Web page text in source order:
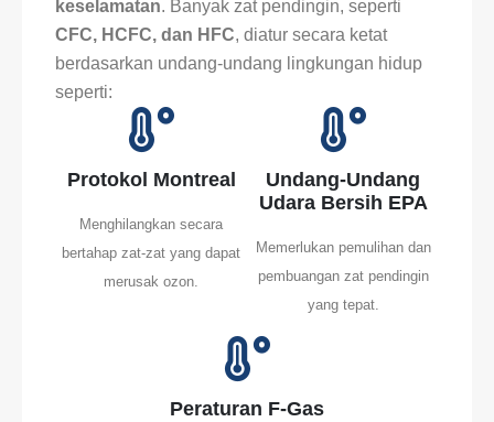
keselamatan. Banyak zat pendingin, seperti
CFC, HCFC, dan HFC, diatur secara ketat
berdasarkan undang-undang lingkungan hidup
seperti:
Protokol Montreal
Menghilangkan secara
bertahap zat-zat yang dapat
merusak ozon.
Undang-Undang
Udara Bersih EPA
Memerlukan pemulihan dan
pembuangan zat pendingin
yang tepat.
Peraturan F-Gas